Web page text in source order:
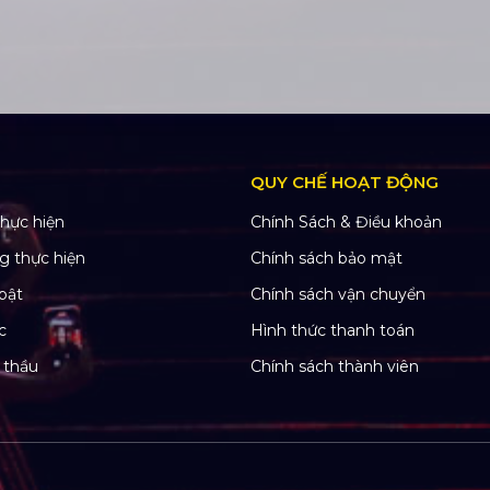
hiện
thực hiện
thầu
QUY CHẾ HOẠT ĐỘNG
Chính Sách & Điều khoản
Chính sách bảo mật
Chính sách vận chuyển
Hình thức thanh toán
Chính sách thành viên